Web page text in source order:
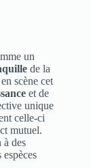
un
de la
scène cet
et de
unique
celle-ci
mutuel.
à des